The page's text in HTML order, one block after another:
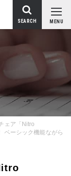
MENU
SEARCH
ェア「Nitro
ベーシック機能ながら